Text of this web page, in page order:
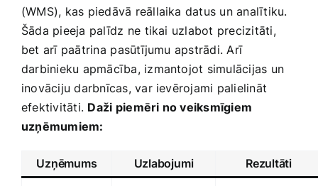
(WMS), kas piedāvā reāllaika datus un analītiku.
Šāda pieeja palīdz ne⁣ tikai uzlabot ​precizitāti,
bet arī paātrina ⁢pasūtījumu apstrādi. Arī
darbinieku apmācība, izmantojot simulācijas un
inovāciju darbnīcas, var ievērojami palielināt
efektivitāti. Daži⁢ piemēri no veiksmīgiem
uzņēmumiem:
Uzņēmums Uzlabojumi Rezultāti